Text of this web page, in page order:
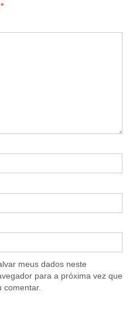
*
meus dados neste
para a próxima vez que
comentar.